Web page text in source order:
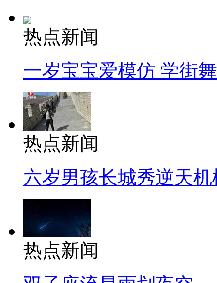
热点新闻
一岁宝宝爱模仿 学街
热点新闻
六岁男孩长城秀逆天机
热点新闻